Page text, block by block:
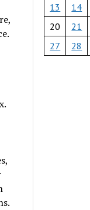
13
14
20
21
27
28